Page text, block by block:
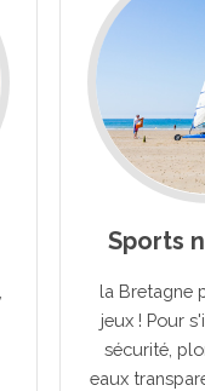
Sports
la Bretagne
jeux ! Pour
sécurité,
eaux